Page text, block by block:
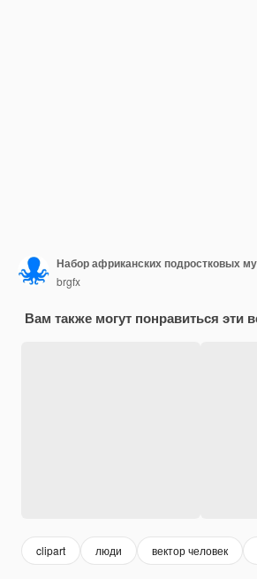
brgfx
Вам также могут понравиться эти
clipart люди вектор человек